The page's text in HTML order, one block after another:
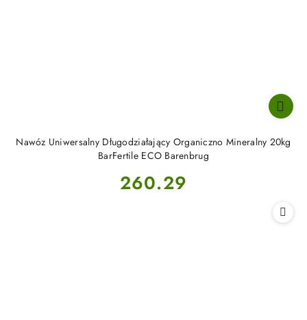
Nawóz Uniwersalny Długodziałający Organiczno Mineralny 20kg
BarFertile ECO Barenbrug
Cena:
260.29